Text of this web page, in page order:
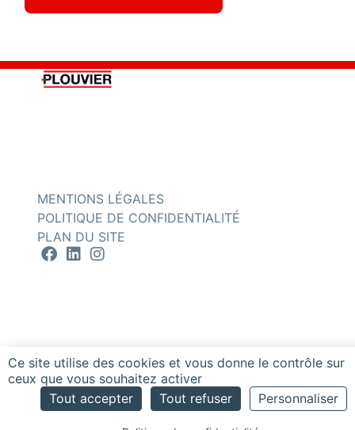
MENTIONS LÉGALES
POLITIQUE DE CONFIDENTIALITÉ
PLAN DU SITE
Ce site utilise des cookies et vous donne le contrôle sur
ceux que vous souhaitez activer
Tout accepter
Tout refuser Personnaliser